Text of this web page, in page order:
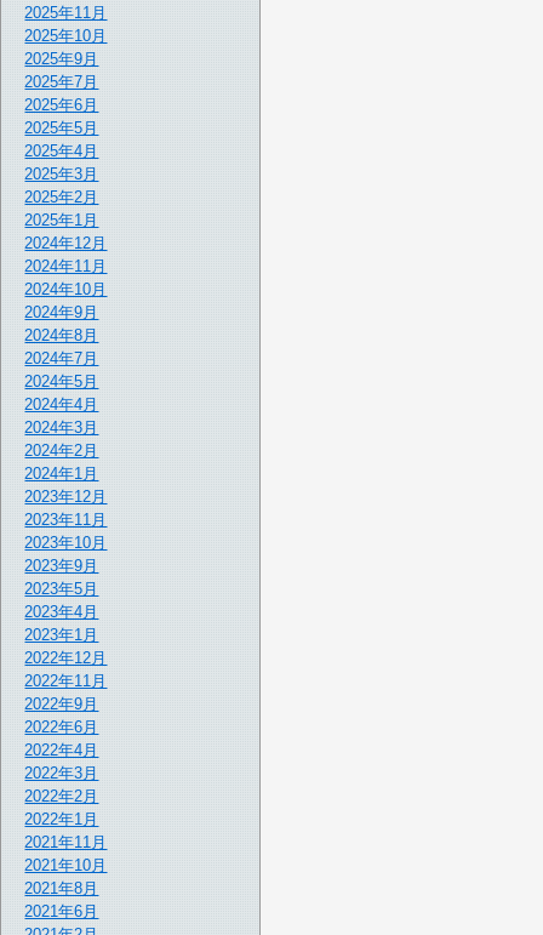
2025年11月
2025年10月
2025年9月
2025年7月
2025年6月
2025年5月
2025年4月
2025年3月
2025年2月
2025年1月
2024年12月
2024年11月
2024年10月
2024年9月
2024年8月
2024年7月
2024年5月
2024年4月
2024年3月
2024年2月
2024年1月
2023年12月
2023年11月
2023年10月
2023年9月
2023年5月
2023年4月
2023年1月
2022年12月
2022年11月
2022年9月
2022年6月
2022年4月
2022年3月
2022年2月
2022年1月
2021年11月
2021年10月
2021年8月
2021年6月